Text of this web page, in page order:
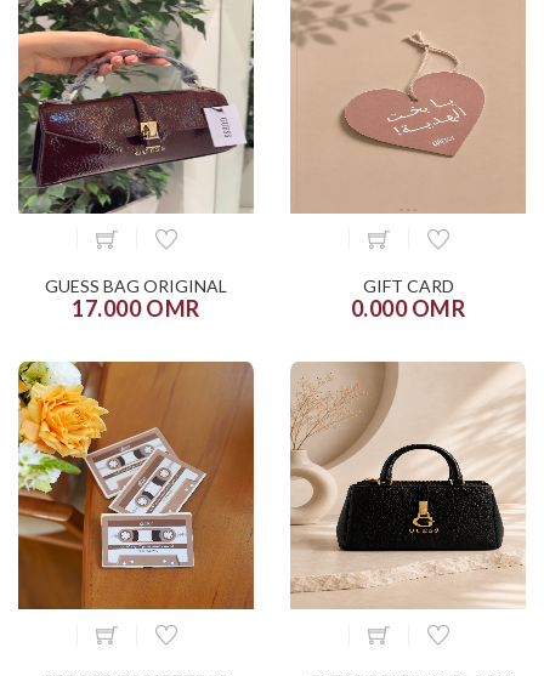
GUESS BAG ORIGINAL
17.000 OMR
GIFT CARD
0.000 OMR